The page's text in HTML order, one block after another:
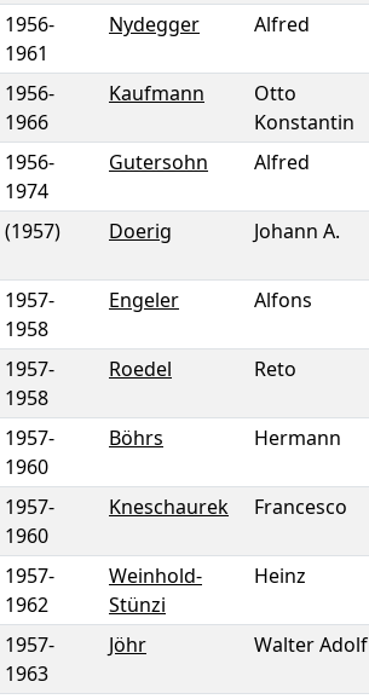
1956-
1961
Nydegger Alfred
1956-
1966
Kaufmann
Otto
Konstantin
1956-
1974
Gutersohn Alfred
(1957)
Doerig Johann A.
1957-
1958
Engeler Alfons
1957-
1958
Roedel Reto
1957-
1960
Böhrs Hermann
1957-
1960
Kneschaurek Francesco
1957-
1962
Weinhold-
Stünzi
Heinz
1957-
1963
Jöhr Walter Adolf